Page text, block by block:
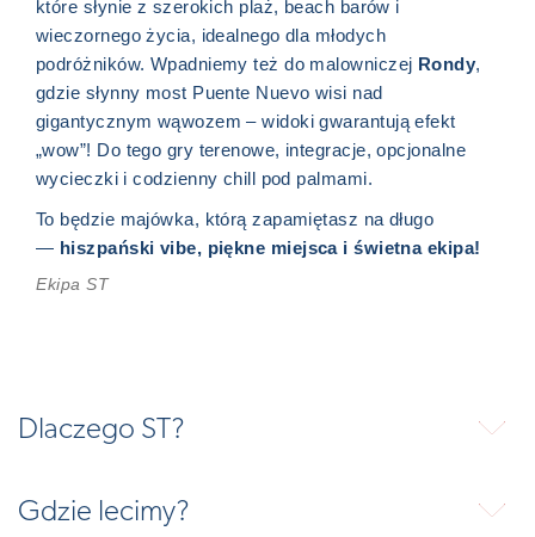
które słynie z szerokich plaż, beach barów i
wieczornego życia, idealnego dla młodych
podróżników. Wpadniemy też do malowniczej Rondy,
gdzie słynny most Puente Nuevo wisi nad
gigantycznym wąwozem – widoki gwarantują efekt
„wow”! Do tego gry terenowe, integracje, opcjonalne
wycieczki i codzienny chill pod palmami.
To będzie majówka, którą zapamiętasz na długo
— hiszpański vibe, piękne miejsca i świetna ekipa!
Ekipa ST
Dlaczego ST? ⬇
Gdzie lecimy? ⬇